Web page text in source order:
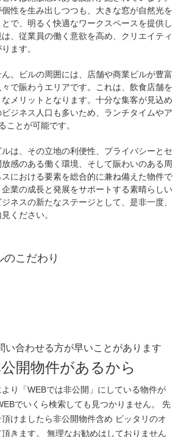
性を生み出しつつも、大きな窓が自然光を
で、明るく快適なワークスペースを提供し
、従業員の働く意欲を高め、クリエイティ
ます。
。ビルの周囲には、店舗や商業ビルが豊富
で賑わうエリアです。これは、飲食店舗を
メリットとなります。十分な集客が見込め
ジネス人口も多いため、ランチタイムやア
ことが可能です。
は、その立地の利便性、プライバシーとセ
感のある働く環境、そして賑わいのある周
における要素を総合的に兼ね備えた物件で
業の成長と発展をサポートする素晴らしい
ネスの新たなステージとして、是非一度、
ください。
のこだわり
い合わせる方が早いことがあります
開物件があるから
り「WEBでは非公開」にしている物件が
でいくら検索しても見つかりません。 先
けましたら非公開物件含め ピッタリのオ
きます。 無理なお勧めはしておりません